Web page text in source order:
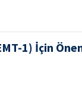
1) İçin